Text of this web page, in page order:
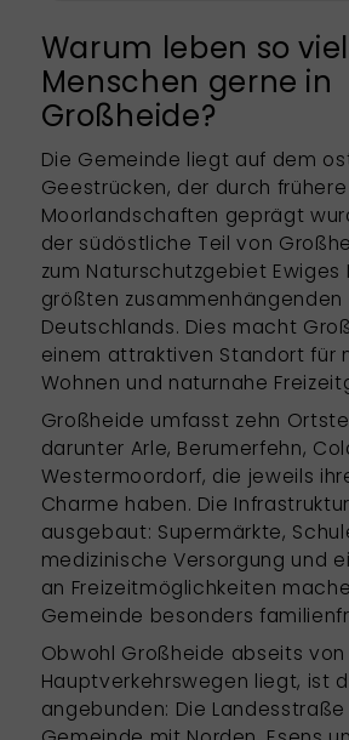
Warum leben so
Menschen gerne in
Großheide?
Die Gemeinde liegt auf dem
Geestrücken, der durch frühere
Moorlandschaften geprägt
der südöstliche Teil von
zum Naturschutzgebiet Ewiges
größten zusammenhängenden
Deutschlands. Dies macht
einem attraktiven Standort für
Wohnen und naturnahe
Großheide umfasst zehn
darunter Arle, Berumerfehn,
Westermoordorf, die jeweils
Charme haben. Die
ausgebaut: Supermärkte,
medizinische Versorgung und
an Freizeitmöglichkeiten
Gemeinde besonders
Obwohl Großheide abseits von
Hauptverkehrswegen liegt, ist
angebunden: Die